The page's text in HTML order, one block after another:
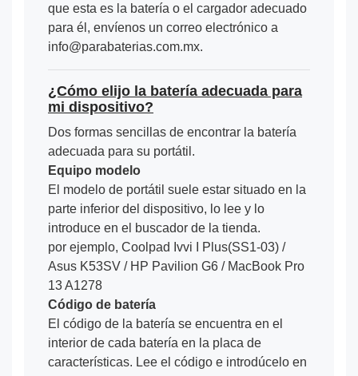
que esta es la batería o el cargador adecuado
para él, envíenos un correo electrónico a
info@parabaterias.com.mx.
¿Cómo elijo la batería adecuada para
mi dispositivo?
Dos formas sencillas de encontrar la batería
adecuada para su portátil.
Equipo modelo
El modelo de portátil suele estar situado en la
parte inferior del dispositivo, lo lee y lo
introduce en el buscador de la tienda.
por ejemplo, Coolpad Ivvi I Plus(SS1-03) /
Asus K53SV / HP Pavilion G6 / MacBook Pro
13 A1278
Código de batería
El código de la batería se encuentra en el
interior de cada batería en la placa de
características. Lee el código e introdúcelo en